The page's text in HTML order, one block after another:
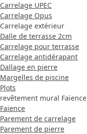
Carrelage UPEC
Carrelage Opus
Carrelage extérieur
Dalle de terrasse 2cm
Carrelage pour terrasse
Carrelage antidérapant
Dallage en pierre
Margelles de piscine
Plots
revêtement mural Faïence
Faience
Parement de carrelage
Parement de pierre